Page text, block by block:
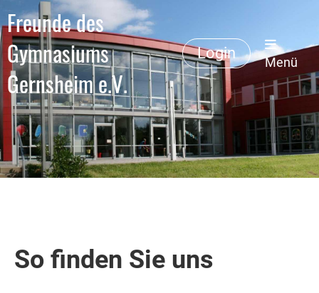
Freunde des
Gymnasiums
Gernsheim e.V.
Login
Menü
So finden Sie uns